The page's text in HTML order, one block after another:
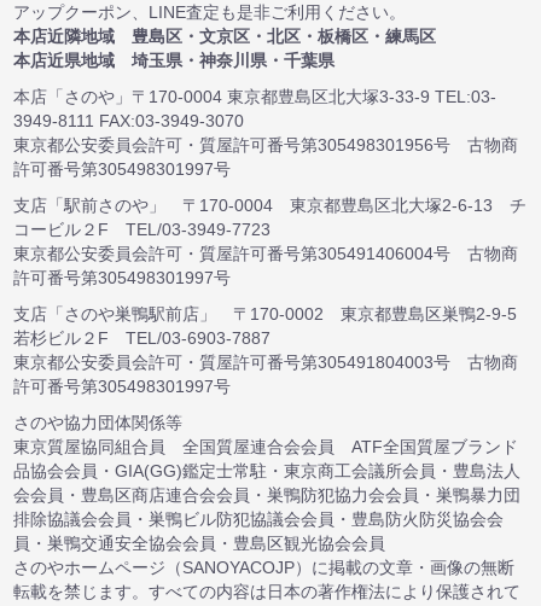
アップクーポン、LINE査定も是非ご利用ください。
本店近隣地域 豊島区・文京区・北区・板橋区・練馬区
本店近県地域 埼玉県・神奈川県・千葉県
本店「さのや」〒170-0004 東京都豊島区北大塚3-33-9 TEL:03-
3949-8111 FAX:03-3949-3070
東京都公安委員会許可・質屋許可番号第305498301956号 古物商
許可番号第305498301997号
支店「駅前さのや」 〒170-0004 東京都豊島区北大塚2-6-13 チ
コービル２F TEL/03-3949-7723
東京都公安委員会許可・質屋許可番号第305491406004号 古物商
許可番号第305498301997号
支店「さのや巣鴨駅前店」 〒170-0002 東京都豊島区巣鴨2-9-5
若杉ビル２F TEL/03-6903-7887
東京都公安委員会許可・質屋許可番号第305491804003号 古物商
許可番号第305498301997号
さのや協力団体関係等
東京質屋協同組合員 全国質屋連合会会員 ATF全国質屋ブランド
品協会会員・GIA(GG)鑑定士常駐・東京商工会議所会員・豊島法人
会会員・豊島区商店連合会会員・巣鴨防犯協力会会員・巣鴨暴力団
排除協議会会員・巣鴨ビル防犯協議会会員・豊島防火防災協会会
員・巣鴨交通安全協会会員・豊島区観光協会会員
さのやホームページ（SANOYACOJP）に掲載の文章・画像の無断
転載を禁じます。すべての内容は日本の著作権法により保護されて